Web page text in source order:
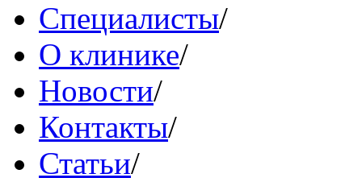
Специалисты/
О клинике/
Новости/
Контакты/
Статьи/